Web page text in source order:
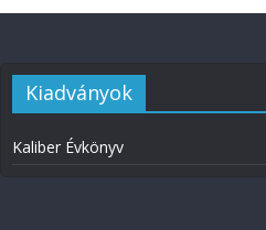
Kiadványok
Kaliber Évkönyv